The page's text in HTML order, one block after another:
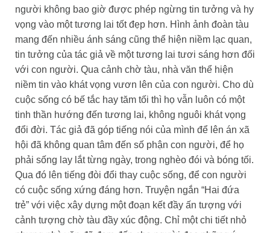
người không bao giờ được phép ngừng tin tưởng và hy
vọng vào một tương lai tốt đẹp hơn. Hình ảnh đoàn tàu
mang đến nhiều ánh sáng cũng thể hiện niềm lạc quan,
tin tưởng của tác giả về một tương lai tươi sáng hơn đối
với con người. Qua cảnh chờ tàu, nhà văn thể hiện
niềm tin vào khát vọng vươn lên của con người. Cho dù
cuộc sống có bế tắc hay tăm tối thì họ vẫn luôn có một
tinh thần hướng đến tương lai, không nguôi khát vọng
đổi đời. Tác giả đã góp tiếng nói của mình để lên án xã
hội đã không quan tâm đến số phận con người, để họ
phải sống lay lắt từng ngày, trong nghèo đói và bóng tối.
Qua đó lên tiếng đòi đổi thay cuộc sống, để con người
có cuộc sống xứng đáng hơn. Truyện ngắn “Hai đứa
trẻ” với việc xây dựng một đoạn kết đầy ấn tượng với
cảnh tượng chờ tàu đầy xúc động. Chỉ một chi tiết nhỏ